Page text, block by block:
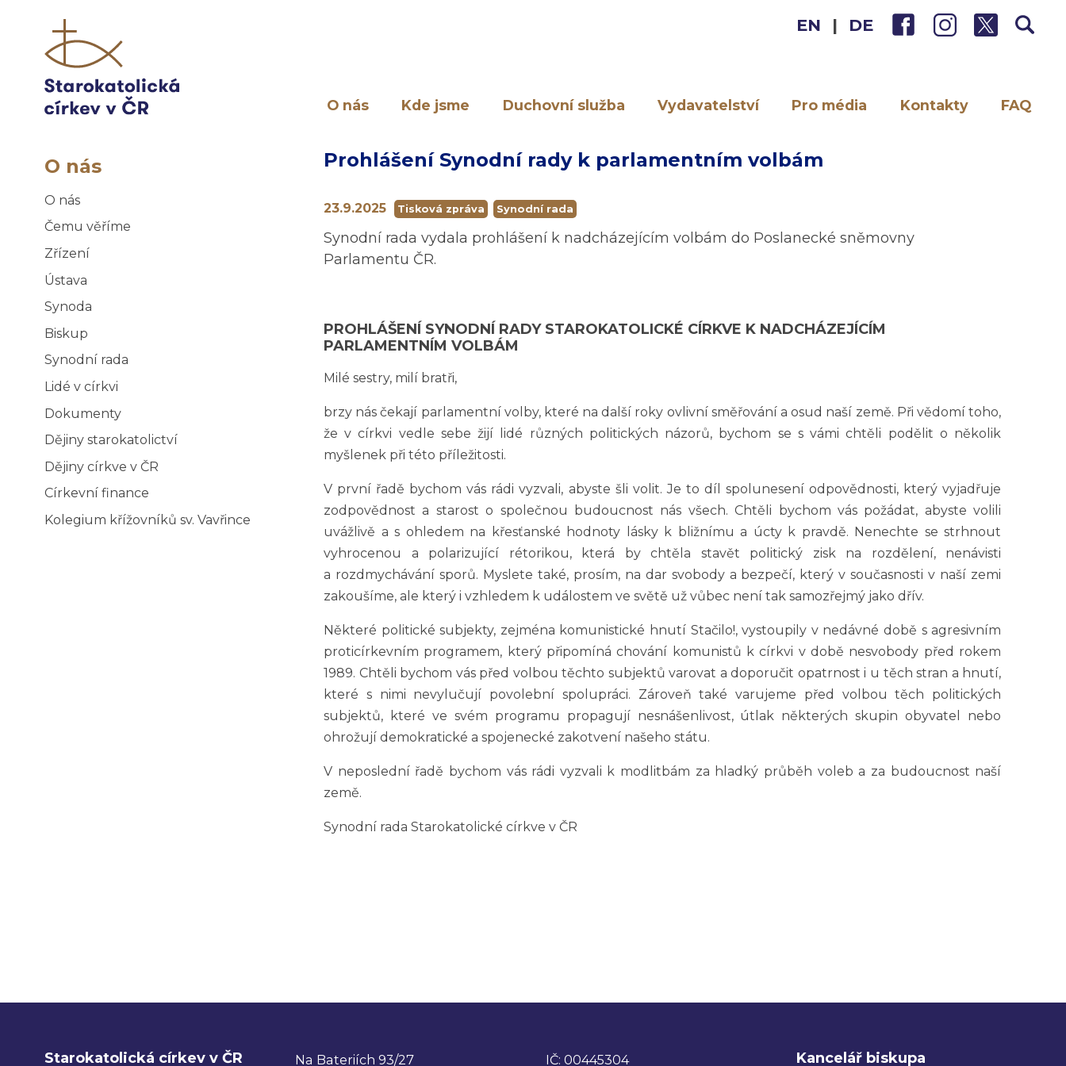
EN | DE
O nás Kde jsme Duchovní služba Vydavatelství Pro média Kontakty FAQ
O nás
O nás
Čemu věříme
Zřízení
Ústava
Synoda
Biskup
Synodní rada
Lidé v církvi
Dokumenty
Dějiny starokatolictví
Dějiny církve v ČR
Církevní finance
Kolegium křížovníků sv. Vavřince
Prohlášení Synodní rady k parlamentním volbám
23.9.2025 Tisková zpráva Synodní rada
Synodní rada vydala prohlášení k nadcházejícím volbám do Poslanecké sněmovny
Parlamentu ČR.
PROHLÁŠENÍ SYNODNÍ RADY STAROKATOLICKÉ CÍRKVE K NADCHÁZEJÍCÍM
PARLAMENTNÍM VOLBÁM
Milé sestry, milí bratři,
brzy nás čekají parlamentní volby, které na další roky ovlivní směřování a osud naší země. Při vědomí toho,
že v církvi vedle sebe žijí lidé různých politických názorů, bychom se s vámi chtěli podělit o několik
myšlenek při této příležitosti.
V první řadě bychom vás rádi vyzvali, abyste šli volit. Je to díl spolunesení odpovědnosti, který vyjadřuje
zodpovědnost a starost o společnou budoucnost nás všech. Chtěli bychom vás požádat, abyste volili
uvážlivě a s ohledem na křesťanské hodnoty lásky k bližnímu a úcty k pravdě. Nenechte se strhnout
vyhrocenou a polarizující rétorikou, která by chtěla stavět politický zisk na rozdělení, nenávisti
a rozdmychávání sporů. Myslete také, prosím, na dar svobody a bezpečí, který v současnosti v naší zemi
zakoušíme, ale který i vzhledem k událostem ve světě už vůbec není tak samozřejmý jako dřív.
Některé politické subjekty, zejména komunistické hnutí Stačilo!, vystoupily v nedávné době s agresivním
proticírkevním programem, který připomíná chování komunistů k církvi v době nesvobody před rokem
1989. Chtěli bychom vás před volbou těchto subjektů varovat a doporučit opatrnost i u těch stran a hnutí,
které s nimi nevylučují povolební spolupráci. Zároveň také varujeme před volbou těch politických
subjektů, které ve svém programu propagují nesnášenlivost, útlak některých skupin obyvatel nebo
ohrožují demokratické a spojenecké zakotvení našeho státu.
V neposlední řadě bychom vás rádi vyzvali k modlitbám za hladký průběh voleb a za budoucnost naší
země.
Synodní rada Starokatolické církve v ČR
Starokatolická církev v ČR Na Bateriích 93/27 IČ: 00445304 Kancelář biskupa